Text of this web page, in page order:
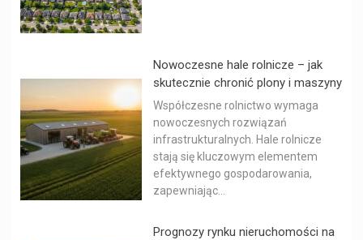
Nowoczesne hale rolnicze – jak
skutecznie chronić plony i maszyny
Współczesne rolnictwo wymaga
nowoczesnych rozwiązań
infrastrukturalnych. Hale rolnicze
stają się kluczowym elementem
efektywnego gospodarowania,
zapewniając...
Prognozy rynku nieruchomości na